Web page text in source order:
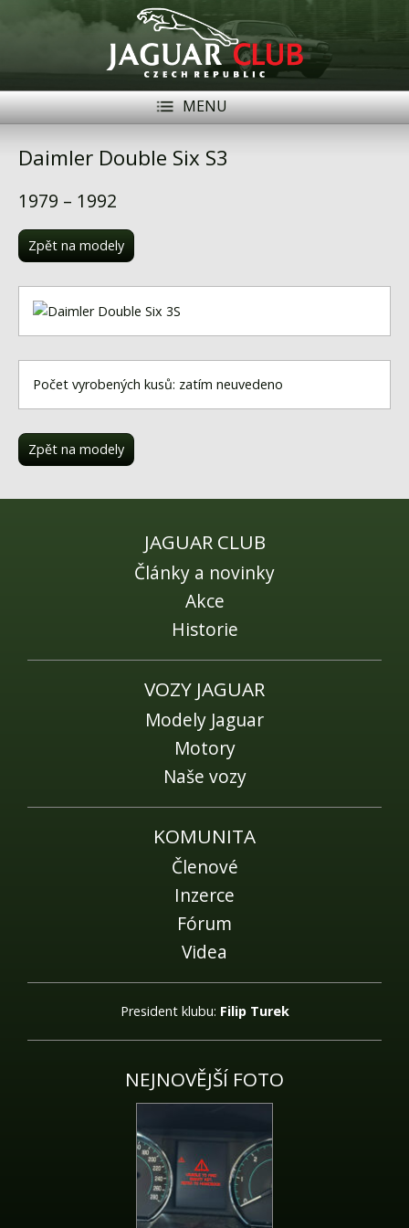
MENU
Členové
Naše vozy
Akce
Fórum
Videa
Daimler Double Six S3
1979 – 1992
Zpět na modely
Počet vyrobených kusů: zatím neuvedeno
Zpět na modely
JAGUAR CLUB
Články a novinky
Akce
Historie
VOZY JAGUAR
Modely Jaguar
Motory
Naše vozy
KOMUNITA
Členové
Inzerce
Fórum
Videa
President klubu: Filip Turek
NEJNOVĚJŠÍ FOTO